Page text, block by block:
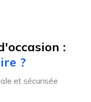
:
?
et sécurisée